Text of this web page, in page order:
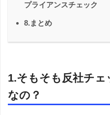
プライアンスチェック
8.まとめ
1.そもそも反社チ
なの？